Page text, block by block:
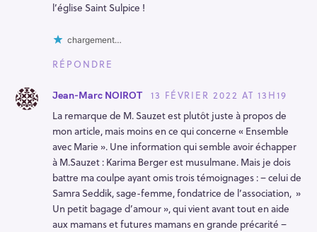
l’église Saint Sulpice !
chargement…
RÉPONDRE
Jean-Marc NOIROT
13 FÉVRIER 2022 AT 13H19
La remarque de M. Sauzet est plutôt juste à propos de
mon article, mais moins en ce qui concerne « Ensemble
avec Marie ». Une information qui semble avoir échapper
à M.Sauzet : Karima Berger est musulmane. Mais je dois
battre ma coulpe ayant omis trois témoignages : – celui de
Samra Seddik, sage-femme, fondatrice de l’association, »
Un petit bagage d’amour », qui vient avant tout en aide
aux mamans et futures mamans en grande précarité –